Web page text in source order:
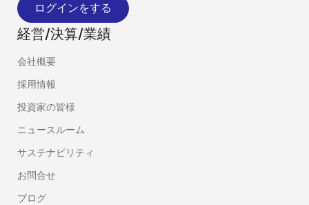
ログインをする
経営/決算/業績
会社概要
採用情報
投資家の皆様
ニュースルーム
サステナビリティ
お問合せ
ブログ